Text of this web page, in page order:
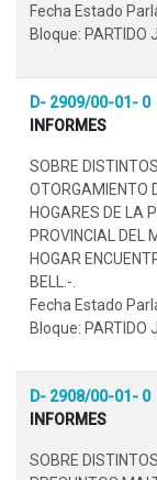
Fecha Estado
Bloque: PARTIDO
D- 2909/00-01- 0
INFORMES
SOBRE
OTORGAMIENTO
HOGARES DE LA
PROVINCIAL DEL
HOGAR
BELL.-.
Fecha Estado
Bloque: PARTIDO
D- 2908/00-01- 0
INFORMES
SOBRE